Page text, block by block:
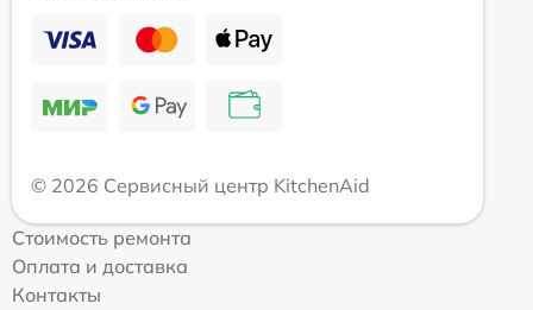
© 2026 Сервисный центр KitchenAid
Стоимость ремонта
Оплата и доставка
Контакты